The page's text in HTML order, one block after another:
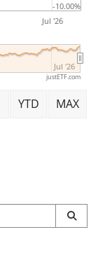
Jul '26
Jul '26
-10.00%
justETF.com
YTD MAX